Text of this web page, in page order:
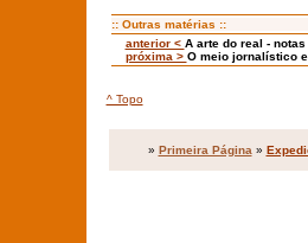
:: Outras matérias ::
anterior < A arte do real -
próxima > O meio jornalístico
^ Topo
» Primeira Página »